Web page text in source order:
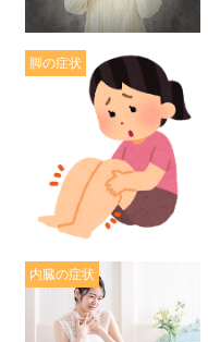
脚の症状
内臓の症状